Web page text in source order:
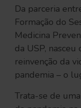
Da parceria
Formação do
Medicina
da USP,
reinvenção da
pandemia – o
Trata-se de